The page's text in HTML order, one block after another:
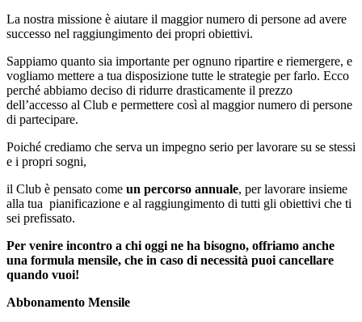
La nostra missione è aiutare il maggior numero di persone ad avere
successo nel raggiungimento dei propri obiettivi.
Sappiamo quanto sia importante per ognuno ripartire e riemergere, e
vogliamo mettere a tua disposizione tutte le strategie per farlo. Ecco
perché abbiamo deciso di ridurre drasticamente il prezzo
dell’accesso al Club e permettere così al maggior numero di persone
di partecipare.
Poiché crediamo che serva un impegno serio per lavorare su se stessi
e i propri sogni,
il Club è pensato come un percorso annuale, per lavorare insieme
alla tua pianificazione e al raggiungimento di tutti gli obiettivi che ti
sei prefissato.
Per venire incontro a chi oggi ne ha bisogno, offriamo anche
una formula mensile, che in caso di necessità puoi cancellare
quando vuoi!
Abbonamento Mensile